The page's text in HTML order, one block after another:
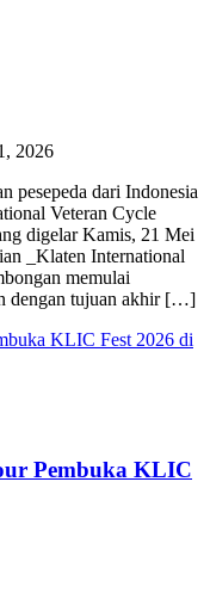
2026
dari Indonesia
Veteran Cycle
digelar Kamis, 21 Mei
_Klaten International
memulai
dengan tujuan akhir […]
Pembuka KLIC